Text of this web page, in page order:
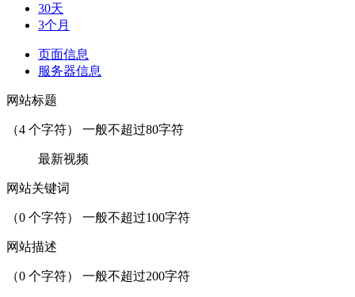
30天
3个月
页面信息
服务器信息
网站标题
（4 个字符） 一般不超过80字符
最新视频
网站关键词
（0 个字符） 一般不超过100字符
网站描述
（0 个字符） 一般不超过200字符